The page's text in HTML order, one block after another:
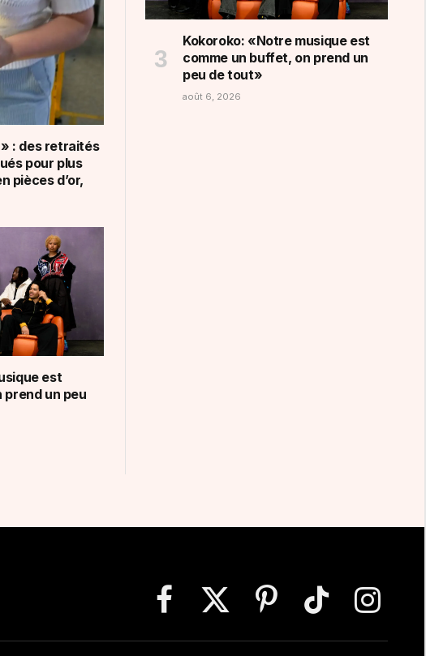
» : des retraités
pour plus
pièces d’or,
est
prend un peu
Kokoroko: «Notre musique est
comme un buffet, on prend un
peu de tout»
août 6, 2026
FacebookX
Pinterest TikTok Instagram